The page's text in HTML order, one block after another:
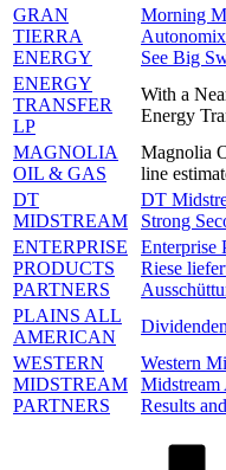
GRAN
TIERRA
ENERGY
Morning
See Big
ENERGY
TRANSFER
LP
With a
Energy
MAGNOLIA
OIL & GAS
Magnolia
line
DT
MIDSTREAM
DT
Strong
ENTERPRISE
PRODUCTS
PARTNERS
Enterprise
Riese
PLAINS ALL
AMERICAN
WESTERN
MIDSTREAM
PARTNERS
Western
Midstream
Results